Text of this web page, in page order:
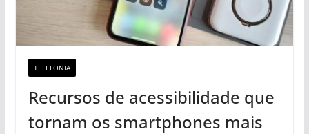
TELEFONIA
Recursos de acessibilidade que
tornam os smartphones mais